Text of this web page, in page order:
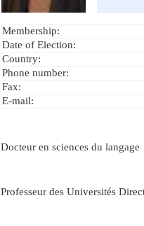
Membership:
Date of Election:
Country:
Phone number:
Fax:
E-mail:
Docteur en sciences du langage
Professeur des Universités